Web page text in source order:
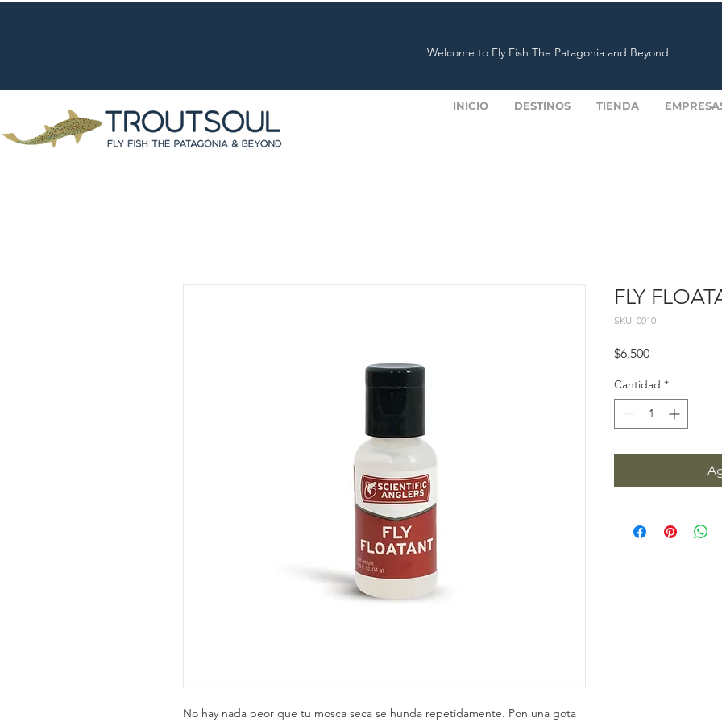
INICIO DESTINOS TIENDA
Welcome to Fly Fish The Patagonia and Beyond
No hay nada peor que tu mosca seca se hunda repetidamente. Pon una gota
FLY
SKU: 0010
$6.500Precio
Cantidad *